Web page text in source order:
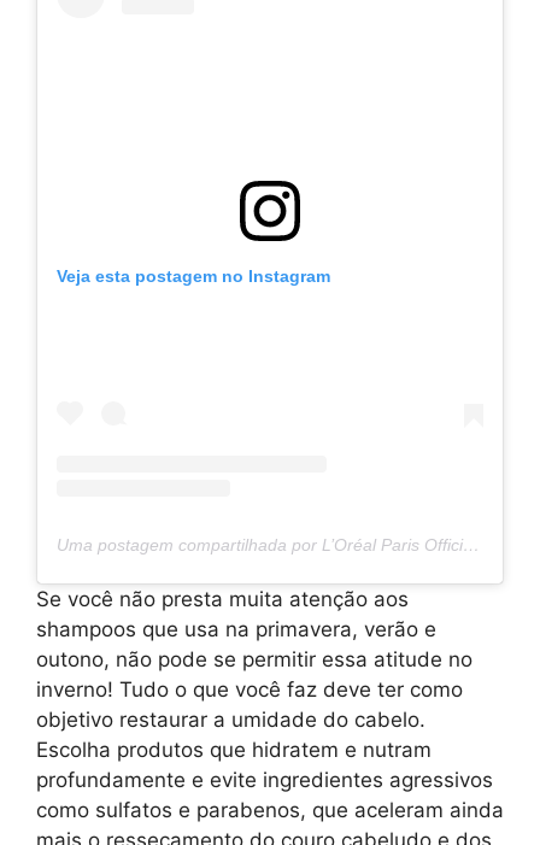
Veja esta postagem no Instagram
Uma postagem compartilhada por L’Oréal Paris Official (@lorealparis)
Se você não presta muita atenção aos
shampoos que usa na primavera, verão e
outono, não pode se permitir essa atitude no
inverno! Tudo o que você faz deve ter como
objetivo restaurar a umidade do cabelo.
Escolha produtos que hidratem e nutram
profundamente e evite ingredientes agressivos
como sulfatos e parabenos, que aceleram ainda
mais o ressecamento do couro cabeludo e dos